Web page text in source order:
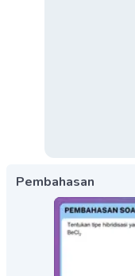
Pembahasan